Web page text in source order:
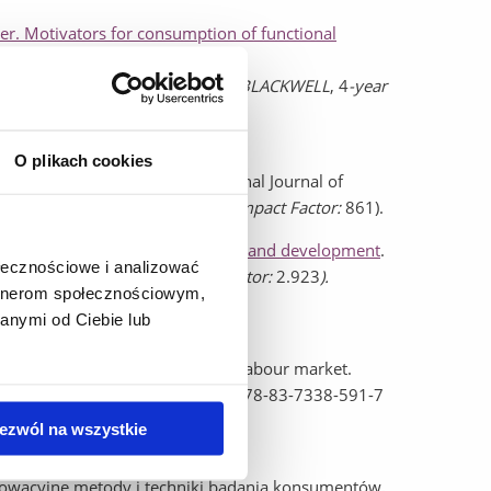
O plikach cookies
i analizować
społecznościowym,
od Ciebie lub
na wszystkie
Motivators for consumption of functional
(Publisher: WILEY-BLACKWELL, 4-year
. International Journal of
-year Impact Factor:861).
factors in product design and development.
Ltd., 4-year Impact Factor:2.923).
technologies in the labour market.
2010, ss. 136. ISBN: 978-83-7338-591-7
metody i techniki badania konsumentów.